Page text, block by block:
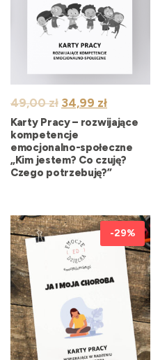
49,00zł Pierwotna
cena
wynosiła:
49,00 zł.
34,99 złAktualna
cena
wynosi:
34,99 zł.
Karty Pracy – rozwijające
kompetencje
emocjonalno-społeczne
„Kim jestem? Co czuję?
Czego potrzebuję?”
-29%